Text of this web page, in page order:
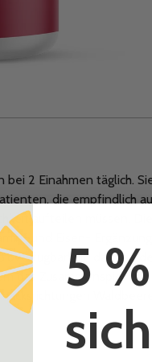
2 Einahmen täglich.
die empfindlich
aufteilen müssen.
und Eisen- Ergänzung
da wir jede
das Zusammenspiel und
Waldbeere
5